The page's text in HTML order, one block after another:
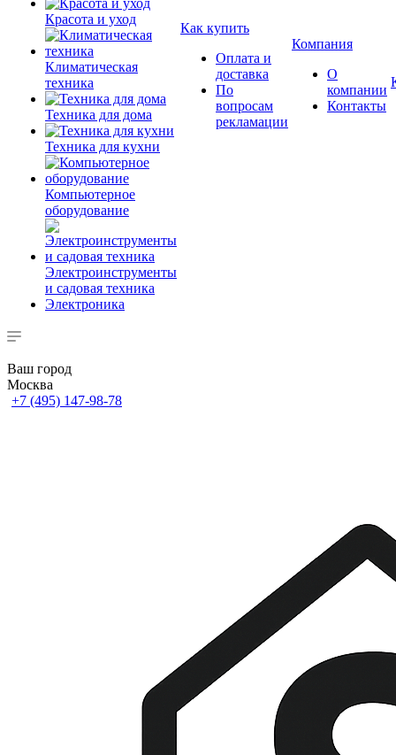
Красота и уход
Климатическая
техника
Техника для дома
Техника для кухни
Компьютерное
оборудование
Электроинструменты
и садовая техника
Электроника
Как купить
Оплата и
доставка
По
вопросам
рекламации
Компания
О
компании
Контакты
Ваш город
Москва
+7 (495) 147-98-78